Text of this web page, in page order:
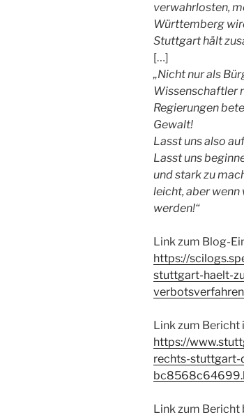
verwahrlosten,
Württemberg
Stuttgart hält
[…]
„Nicht nur als
Wissenschaftler
Regierungen
Gewalt!
Lasst uns also
Lasst uns
und stark zu
leicht, aber wenn
werden!“
Link zum Blog-
https://
stuttgart-haelt-
Link zum Bericht
https://
rechts-
Link zum Bericht